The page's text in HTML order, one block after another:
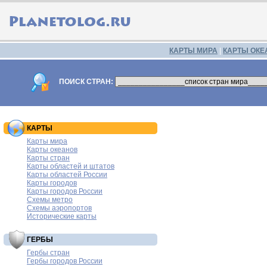
КАРТЫ МИРА КАРТЫ
ПОИСК СТРАН:
КАРТЫ
Карты мира
Карты океанов
Карты стран
Карты областей и штатов
Карты областей России
Карты городов
Карты городов России
Схемы метро
Схемы аэропортов
Исторические карты
ГЕРБЫ
Гербы стран
Гербы городов России